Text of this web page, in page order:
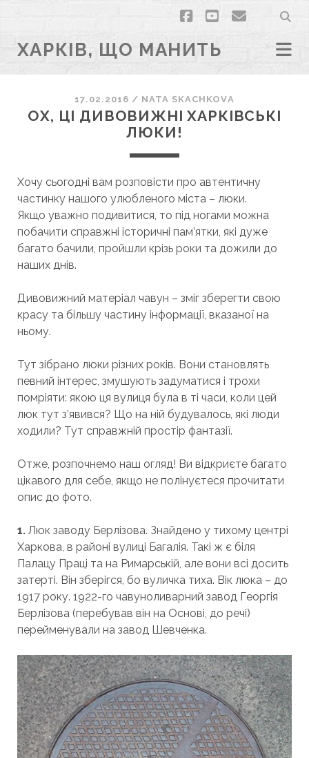
facebook
youtubeemail
ХАРКІВ, ЩО МАНИТЬ
17.02.2016 / NATA SKACHKOVA
ОХ, ЦІ ДИВОВИЖНІ ХАРКІВСЬКІ
ЛЮКИ!
Хочу сьогодні вам розповісти про автентичну
частинку нашого улюбленого міста – люки.
Якщо уважно подивитися, то під ногами можна
побачити справжні історичні пам’ятки, які дуже
багато бачили, пройшли крізь роки та дожили до
наших днів.
Дивовижний матеріал чавун – зміг зберегти свою
красу та більшу частину інформації, вказаної на
ньому.
Тут зібрано люки різних років. Вони становлять
певний інтерес, змушують задуматися і трохи
помріяти: якою ця вулиця була в ті часи, коли цей
люк тут з’явився? Що на ній будувалось, які люди
ходили? Тут справжній простір фантазії.
Отже, розпочнемо наш огляд! Ви відкриєте багато
цікавого для себе, якщо не полінуєтеся прочитати
опис до фото.
1.Люк заводу Берлізова. Знайдено у тихому центрі
Харкова, в районі вулиці Багалія. Такі ж є біля
Палацу Праці та на Римарській, але вони всі досить
затерті. Він зберігся, бо вуличка тиха. Вік люка – до
1917 року. 1922-го чавуноливарний завод Георгія
Берлізова (перебував він на Основі, до речі)
перейменували на завод Шевченка.